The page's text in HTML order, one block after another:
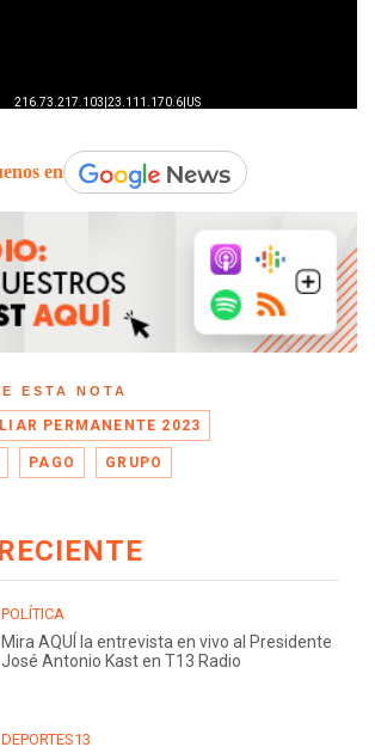
en
ESTA NOTA
PERMANENTE 2023
PAGO GRUPO
POLÍTICA
Mira AQUÍ la entrevista en vivo al Presidente
José Antonio Kast en T13 Radio
DEPORTES13